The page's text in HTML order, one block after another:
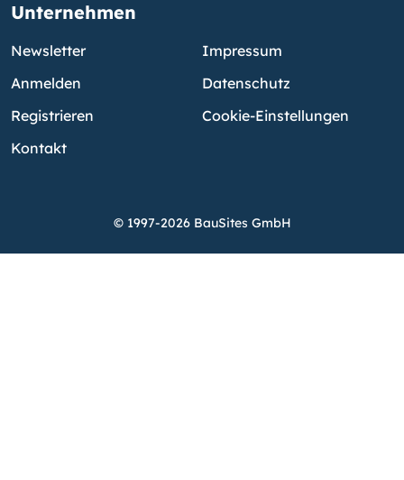
Unternehmen
Newsletter
Anmelden
Registrieren
Kontakt
Impressum
Datenschutz
Cookie-Einstellungen
© 1997-2026 BauSites GmbH